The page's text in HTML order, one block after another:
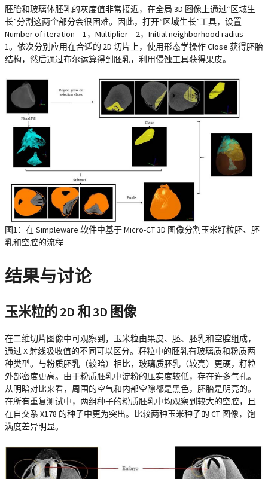
胚胎和玻璃体胚乳的灰度值非常接近，在全局 3D 图像上通过“区域生
长”分割这两个部分会很困难。因此，打开“区域生长”工具，设置
Number of iteration = 1，Multiplier = 2，Initial neighborhood radius =
1。依次分别应用在合适的 2D 切片上，使用形态学操作 Close 获得胚胎
结构，然后通过布尔运算得到胚乳，利用侵蚀工具获得果皮。
图1：在 Simpleware 软件中基于 Micro-CT 3D 图像分割玉米籽粒胚、胚
乳和空腔的流程
结果与讨论
玉米粒的 2D 和 3D 图像
在二维切片图像中可观察到，玉米粒由果皮、胚、胚乳和空腔组成，
通过 X 射线吸收值的不同可以区分。籽粒中的胚乳有玻璃质和粉质两
种类型。与粉质胚乳（较暗）相比，玻璃质胚乳（较亮）更硬，籽粒
外部密度更高。由于粉质胚乳中淀粉的压实度较低，存在许多气孔。
从明暗对比来看，周围的空气和内部空隙都是黑色，胚胎是明亮的。
在所有重复测试中，两组种子的粉质胚乳中均观察到较大的空腔，且
在自交系 X178 的种子中更为突出。比较两种玉米种子的 CT 图像，饱
满度差异明显。